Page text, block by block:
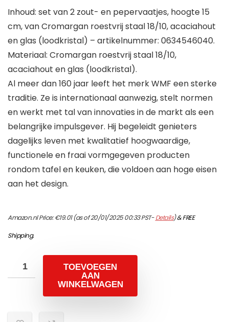
Inhoud: set van 2 zout- en pepervaatjes, hoogte 15
cm, van Cromargan roestvrij staal 18/10, acaciahout
en glas (loodkristal) – artikelnummer: 0634546040.
Materiaal: Cromargan roestvrij staal 18/10,
acaciahout en glas (loodkristal).
Al meer dan 160 jaar leeft het merk WMF een sterke
traditie. Ze is internationaal aanwezig, stelt normen
en werkt met tal van innovaties in de markt als een
belangrijke impulsgever. Hij begeleidt genieters
dagelijks leven met kwalitatief hoogwaardige,
functionele en fraai vormgegeven producten
rondom tafel en keuken, die voldoen aan hoge eisen
aan het design.
Amazon.nl Price:€19.01(as of 20/01/2025 00:33 PST-Details)&FREE
Shipping.
TOEVOEGEN
AAN
WINKELWAGEN